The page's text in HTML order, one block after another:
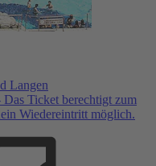
Langen
Ticket berechtigt zum
Wiedereintritt möglich.